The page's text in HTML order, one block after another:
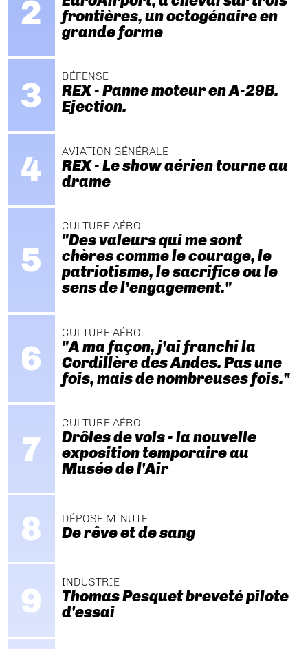
frontières, un octogénaire en
grande forme
DÉFENSE
REX - Panne moteur en A-29B.
Ejection.
AVIATION GÉNÉRALE
REX - Le show aérien tourne au
drame
CULTURE AÉRO
"Des valeurs qui me sont
chères comme le courage, le
patriotisme, le sacrifice ou le
sens de l’engagement."
CULTURE AÉRO
"A ma façon, j’ai franchi la
Cordillère des Andes. Pas une
fois, mais de nombreuses fois."
CULTURE AÉRO
Drôles de vols - la nouvelle
exposition temporaire au
Musée de l'Air
DÉPOSE MINUTE
De rêve et de sang
INDUSTRIE
Thomas Pesquet breveté pilote
d'essai